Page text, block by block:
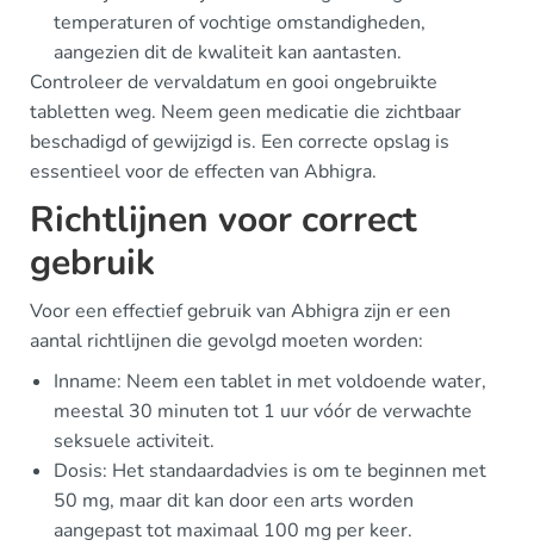
temperaturen of vochtige omstandigheden,
aangezien dit de kwaliteit kan aantasten.
Controleer de vervaldatum en gooi ongebruikte
tabletten weg. Neem geen medicatie die zichtbaar
beschadigd of gewijzigd is. Een correcte opslag is
essentieel voor de effecten van Abhigra.
Richtlijnen voor correct
gebruik
Voor een effectief gebruik van Abhigra zijn er een
aantal richtlijnen die gevolgd moeten worden:
Inname: Neem een tablet in met voldoende water,
meestal 30 minuten tot 1 uur vóór de verwachte
seksuele activiteit.
Dosis: Het standaardadvies is om te beginnen met
50 mg, maar dit kan door een arts worden
aangepast tot maximaal 100 mg per keer.